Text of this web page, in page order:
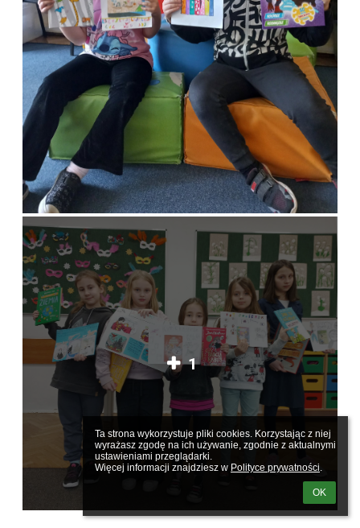
Ta strona wykorzystuje pliki cookies. Korzystając z niej
wyrażasz zgodę na ich używanie, zgodnie z aktualnymi
ustawieniami przeglądarki.
Więcej informacji znajdziesz w Polityce prywatności.
OK
1